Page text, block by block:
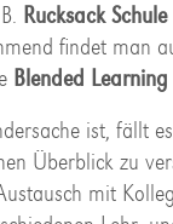
Rucksack
findet man
Blended Learning
ist, fällt
Überblick zu
mit